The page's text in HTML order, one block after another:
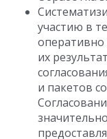
участию в
оперативно
их
и пакетов